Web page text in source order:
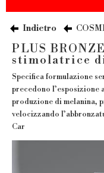
Indietro
PLUS
stimolatrice
Specifica formulazione
precedono l’esposizione
produzione di melanina,
velocizzando
Car